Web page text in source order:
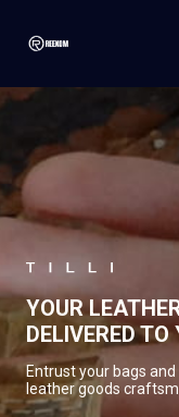
YOUR
DELIVERED
Entrust your bags
leather goods